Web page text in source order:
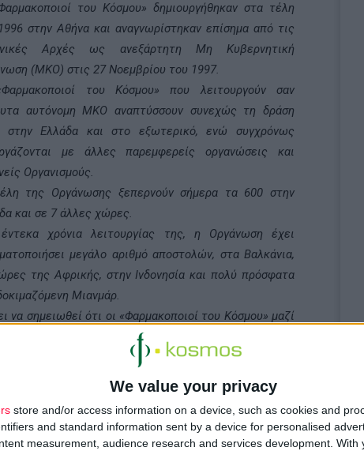
We value your privacy
store and/or access information on a device, such as cookies and
and standard information sent by a device for personalised
measurement, audience research and services development. With
του Κόσμου» δημιουργήθηκαν στα τέλη
στην Αθήνα και αναγνωρίστηκαν επίσημα από τις
Αρχές ως ανεξάρτητη Μη Κυβερνητική
(ΜΚΟ) στις 27 Νοεμβρίου του 1997.
του Κόσμου» που λειτουργούν σαν
αυτόνομη ΜΚΟ αναπτύσσουν συνεχώς τη δράση
στην Ελλάδα και στο εξωτερικό, ενώ συγχρόνως
με άλλες παρεμφερείς οργανώσεις και
Οργανισμούς.
της Οργάνωσης ξεπερνούν σήμερα τα 600 στην
και σε 7 άλλες χώρες.
χρόνια λειτουργίας της, η Οργάνωση έχει
μεγάλο αριθμό αποστολών, στα Βαλκάνια,
της Αφρικής, στην Ινδονησία και πολύ πρόσφατα
Μιανμάρ.
να σημειωθεί ότι οι «Φαρμακοποιοί του Κόσμου» μαζί
ελληνικό παράρτημα του Ερυθρού Σταυρού είναι οι
πρώτες ελληνικές οργανώσεις που συγκέντρωσαν και
φαρμακευτικό υλικό στη Μιανμάρ, σε
με το ελληνικό Υπουργείο Εξωτερικών.
ερχόμενο Ιούνιο προγραμματίζεται μια ακόμη
στην Αφρική, με κυριότερους σταθμούς τη Ζάμπια